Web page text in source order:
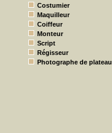
Costumier
Maquilleur
Coiffeur
Monteur
Script
Régisseur
Photographe de plateau